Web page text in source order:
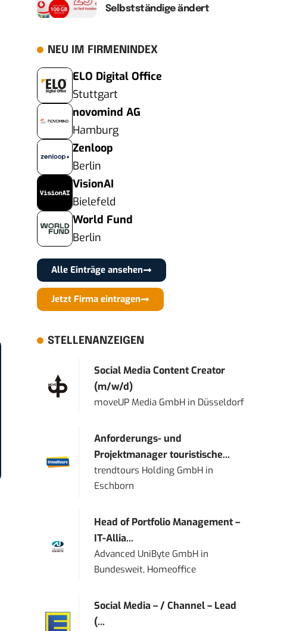
Selbstständige ändert
NEU IM FIRMENINDEX
ELO Digital Office
Stuttgart
novomind AG
Hamburg
Zenloop
Berlin
VisionAI
Bielefeld
World Fund
Berlin
Alle Einträge ansehen
Jetzt Firma eintragen
STELLENANZEIGEN
Social Media Content Creator
(m/w/d)
moveUP Media GmbH in Düsseldorf
Anforderungs- und
Projektmanager touristische...
trendtours Holding GmbH in
Eschborn
Head of Portfolio Management –
IT-Allia...
Advanced UniByte GmbH in
Bundesweit, Homeoffice
Social Media – / Channel – Lead
(...